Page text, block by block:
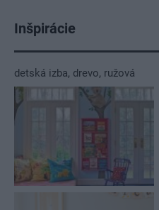
Inšpirácie
detská izba, drevo, ružová